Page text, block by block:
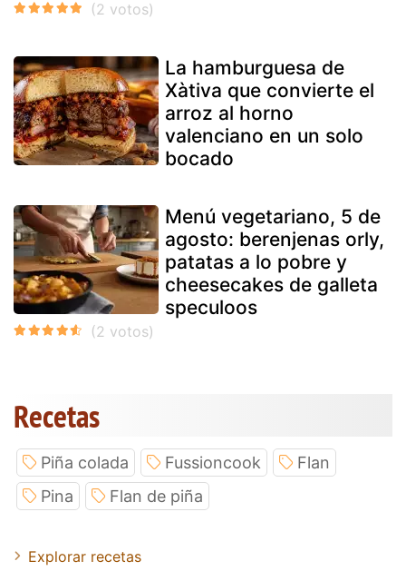
La hamburguesa de
Xàtiva que convierte el
arroz al horno
valenciano en un solo
bocado
Menú vegetariano, 5 de
agosto: berenjenas orly,
patatas a lo pobre y
cheesecakes de galleta
speculoos
Recetas
Piña colada Fussioncook
Flan
Pina
Flan de piña
Explorar recetas